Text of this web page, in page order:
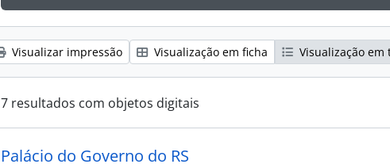
Visualizar impressão Visualização em ficha Visualização em
7 resultados com objetos digitais
Palácio do Governo do RS